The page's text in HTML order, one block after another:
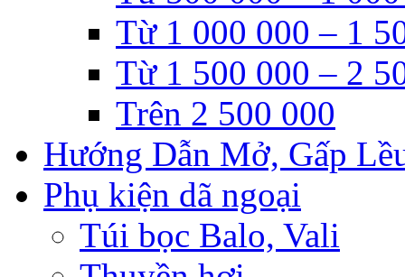
Từ 1 000 000 – 1
Từ 1 500 000 – 2
Trên 2 500 000
Hướng Dẫn Mở, Gấp
Phụ kiện dã ngoại
Túi bọc Balo, Vali